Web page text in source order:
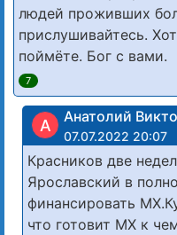
людей проживших
прислушивайтесь.
поймёте. Бог с вами.
7
А Анатолий
07.07.2022 20:07
Красников две
Ярославский в
финансировать
что готовит МХ к